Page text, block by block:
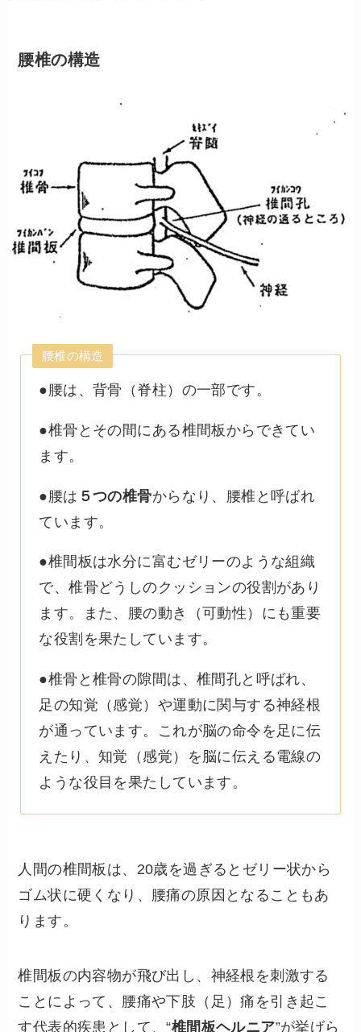
腰椎の構造
腰椎の構造
●腰は、背骨（脊柱）の一部です。
●椎骨とその間にある椎間板からできてい
ます。
●腰は ５つの椎骨からなり、腰椎と呼ばれ
ています。
●椎間板は水分に富むゼリーのような組織
で、椎骨どうしのクッションの役割があり
ます。また、腰の動き（可動性）にも重要
な役割を果たしています。
●椎骨と椎骨の隙間は、椎間孔と呼ばれ、
足の知覚（感覚）や運動に関与する神経根
が通っています。これが脳の命令を足に伝
えたり、知覚（感覚）を脳に伝える電線の
ような役目を果たしています。
人間の椎間板は、20歳を過ぎるとゼリー状から
ゴム状に硬くなり、腰痛の原因となることもあ
ります。
椎間板の内容物が飛び出し、神経根を刺激する
ことによって、腰痛や下肢（足）痛を引き起こ
す代表的疾患として、“椎間板ヘルニア”が挙げら